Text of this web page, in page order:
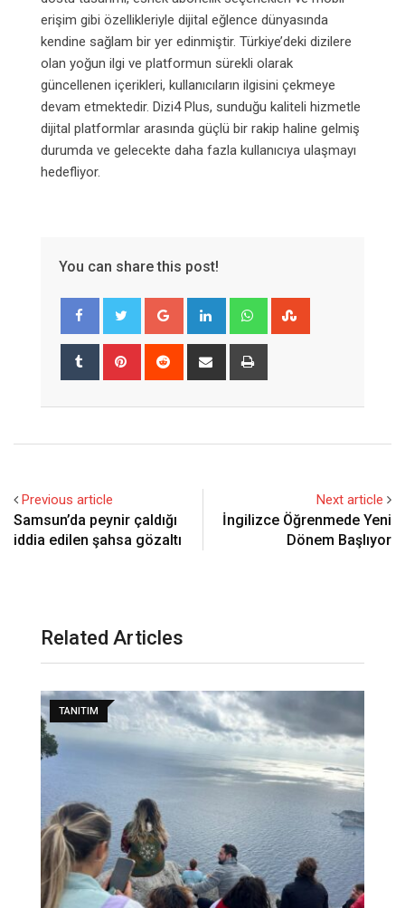
erişim gibi özellikleriyle dijital eğlence dünyasında
kendine sağlam bir yer edinmiştir. Türkiye’deki dizilere
olan yoğun ilgi ve platformun sürekli olarak
güncellenen içerikleri, kullanıcıların ilgisini çekmeye
devam etmektedir. Dizi4 Plus, sunduğu kaliteli hizmetle
dijital platformlar arasında güçlü bir rakip haline gelmiş
durumda ve gelecekte daha fazla kullanıcıya ulaşmayı
hedefliyor.
You can share this post!
Google+ LinkedIn Whatsapp
Tumblr Pinterest Reddit
Share
Previous article
Samsun’da peynir çaldığı
iddia edilen şahsa gözaltı
Next article
İngilizce Öğrenmede Yeni
Dönem Başlıyor
Related Articles
TANITIM